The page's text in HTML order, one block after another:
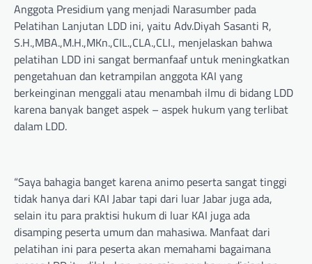
Anggota Presidium yang menjadi Narasumber pada
Pelatihan Lanjutan LDD ini, yaitu Adv.Diyah Sasanti R,
S.H.,MBA.,M.H.,MKn.,CIL.,CLA.,CLI., menjelaskan bahwa
pelatihan LDD ini sangat bermanfaaf untuk meningkatkan
pengetahuan dan ketrampilan anggota KAI yang
berkeinginan menggali atau menambah ilmu di bidang LDD
karena banyak banget aspek – aspek hukum yang terlibat
dalam LDD.
“Saya bahagia banget karena animo peserta sangat tinggi
tidak hanya dari KAI Jabar tapi dari luar Jabar juga ada,
selain itu para praktisi hukum di luar KAI juga ada
disamping peserta umum dan mahasiwa. Manfaat dari
pelatihan ini para peserta akan memahami bagaimana